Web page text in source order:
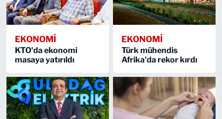
EKONOMİ
KTO'da ekonomi
masaya yatırıldı
EKONOMİ
Türk mühendis
Afrika'da rekor kırdı